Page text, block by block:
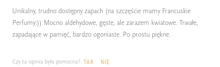
Unikalny, trudno dostępny zapach (na szczęście mamy Francuskie
Perfumy:)) Mocno aldehydowe, gęste, ale zarazem kwiatowe. Trwałe,
zapadające w pamięć, bardzo ogoniaste. Po prostu piękne.
Czy ta opinia była pomocna? TAK NIE